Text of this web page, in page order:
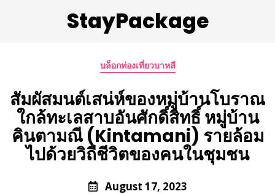
StayPackage
บล็อกท่องเที่ยวบาหลี
สัมผัสมนต์เสน่ห์ของหมู่บ้านโบราณ
ใกล้ทะเลสาบอันศักดิ์สิทธิ์ หมู่บ้าน
คินตามณี (Kintamani) รายล้อม
ไปด้วยวิถีชีวิตของคนในชุมชน
August 17, 2023